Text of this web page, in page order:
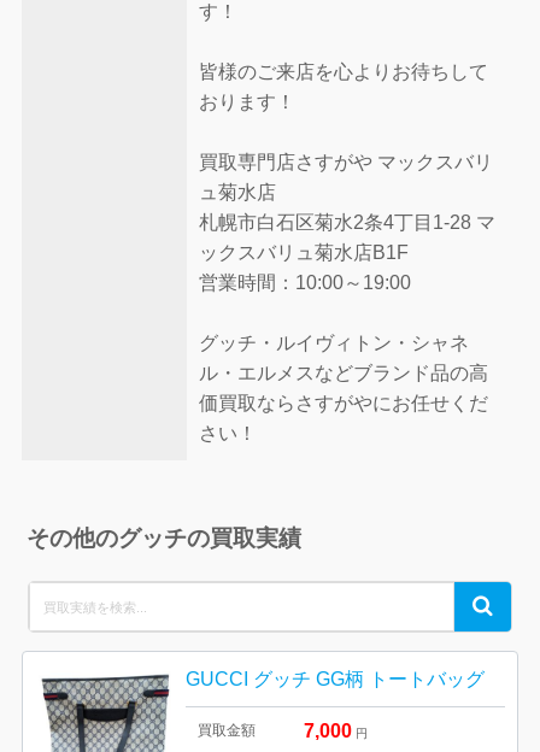
す！
皆様のご来店を心よりお待ちして
おります！
買取専門店さすがや マックスバリ
ュ菊水店
札幌市白石区菊水2条4丁目1-28 マ
ックスバリュ菊水店B1F
営業時間：10:00～19:00
グッチ・ルイヴィトン・シャネ
ル・エルメスなどブランド品の高
価買取ならさすがやにお任せくだ
さい！
その他のグッチの買取実績
for:
Search
GUCCI グッチ GG柄 トートバッグ
買取金額 7,000 円